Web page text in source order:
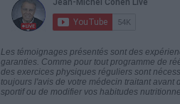
Les témoignages présentés sont des
garanties. Comme pour tout programme de
des exercices physiques réguliers sont
toujours l'avis de votre médecin traitant
sportif ou de modifier vos habitudes